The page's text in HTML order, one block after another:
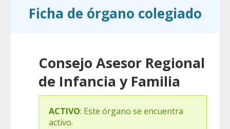
Ficha de órgano colegiado
Consejo Asesor Regional
de Infancia y Familia
ACTIVO: Este órgano se encuentra
activo.